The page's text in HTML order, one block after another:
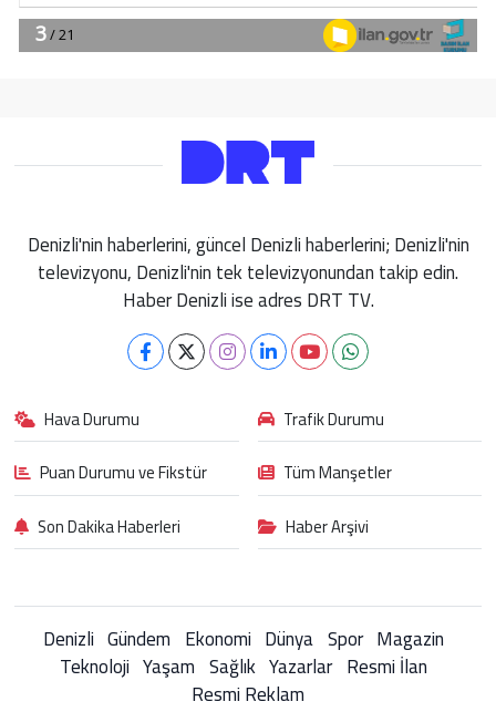
Denizli'nin haberlerini, güncel Denizli haberlerini; Denizli'nin
televizyonu, Denizli'nin tek televizyonundan takip edin.
Haber Denizli ise adres DRT TV.
Hava Durumu
Trafik Durumu
Puan Durumu ve Fikstür
Tüm Manşetler
Son Dakika Haberleri
Haber Arşivi
Denizli Gündem Ekonomi Dünya Spor Magazin
Teknoloji Yaşam Sağlık Yazarlar Resmi İlan
Resmi Reklam